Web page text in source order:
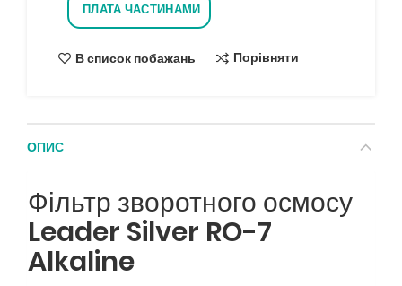
ПЛАТА ЧАСТИНАМИ
В список побажань Порівняти
ОПИС
Фільтр зворотного осмосу
Leader Silver RO-7
Alkaline